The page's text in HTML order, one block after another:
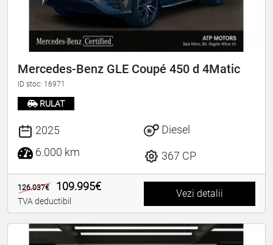
Mercedes-Benz GLE Coupé 450 d 4Matic
ID stoc: 16971
RULAT
2025
6.000 km
Diesel
367 CP
126.037€ 109.995€
TVA deductibil
Vezi detalii